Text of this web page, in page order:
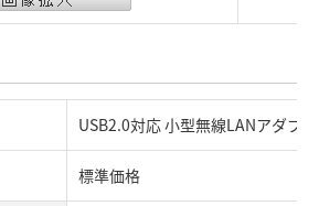
USB2.0対応 小型無線LANアダプタ
標準価格